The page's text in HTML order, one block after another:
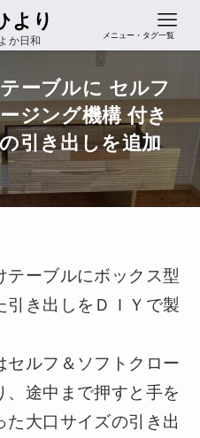
より
か日和 メニュー・タグ一覧
ーブルに セルフ
ジング機構 付き
引き出しを追加
テーブルにボックス型
引き出しをＤＩＹで製
セルフ＆ソフトクロー
、途中まで押すと手を
大口サイズの引き出